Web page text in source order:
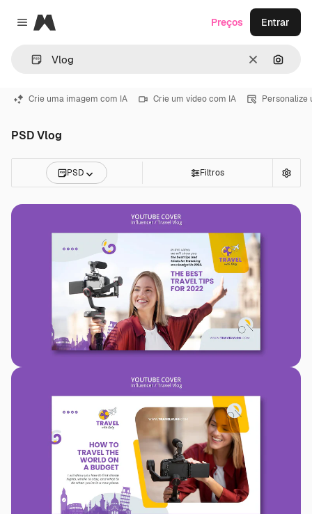
Close menu
Magnific
Limpar
Preços Entrar
Crie uma imagem com IA Crie um vídeo com IA Personalize
PSD Vlog
PSD Filtros